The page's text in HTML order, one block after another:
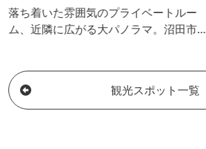
落ち着いた雰囲気のプライベートルー
ム、近隣に広がる大パノラマ。沼田市近
たホテルです。
観光スポット一覧